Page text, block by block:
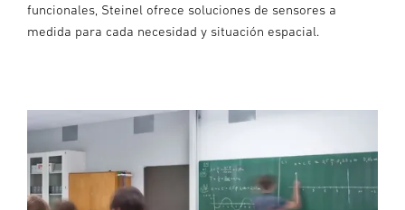
funcionales, Steinel ofrece soluciones de sensores a
medida para cada necesidad y situación espacial.